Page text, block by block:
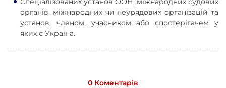
органів, міжнародних чи неурядових організацій та
установ, членом, учасником або спостерігачем у
яких є Україна.
0 Коментарів